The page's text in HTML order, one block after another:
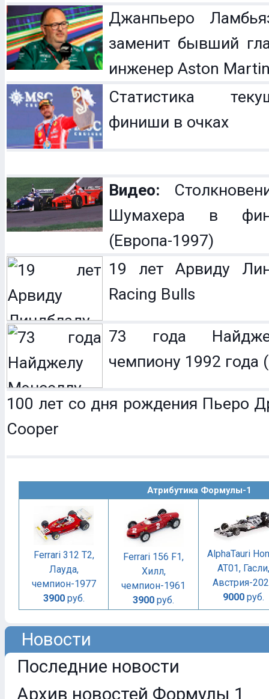
Джанпьеро
заменит бывший
инженер Aston
Статистика
финиши в очках
Видео:
Шумахера в
(Европа-1997)
19 лет Арвиду
Racing Bulls
73 года
чемпиону 1992 года
100 лет со дня рождения Пьеро
Cooper
Атрибутика Формулы-1
Ferrari 312 T2,
Лауда,
чемпион-1977
3900руб.
Ferrari 156 F1,
Хилл,
чемпион-1961
3900 руб.
AlphaTauri
AT01, Гасли,
Австрия-
9000 руб.
Новости
Последние новости
Архив новостей Формулы 1